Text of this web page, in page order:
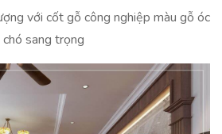
với cốt gỗ công nghiệp màu gỗ óc
chó sang trọng